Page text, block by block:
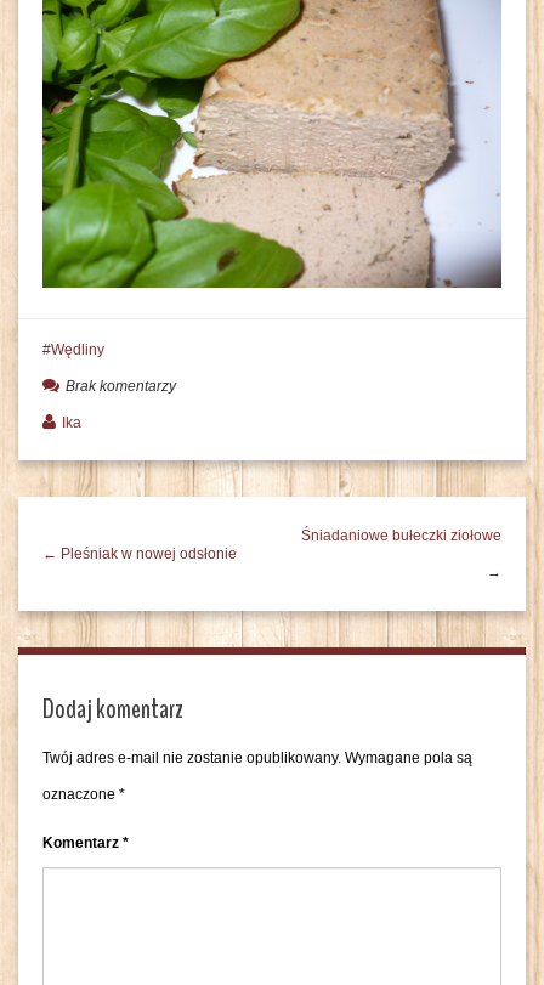
Wędliny
Brak komentarzy
Ika
← Pleśniak w nowej odsłonie
Śniadaniowe bułeczki ziołowe
→
Dodaj komentarz
Twój adres e-mail nie zostanie opublikowany. Wymagane pola są
oznaczone *
Komentarz *